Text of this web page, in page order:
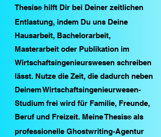
Thesis®hilft Dir bei Deiner zeitlichen
Entlastung, indem Du uns Deine
Hausarbeit, Bachelorarbeit,
Masterarbeit oder Publikation im
Wirtschaftsingenieurswesen schreiben
lässt. Nutze die Zeit, die dadurch neben
Deinem Wirtschaftsingenieurwesen-
Studium frei wird für Familie, Freunde,
Beruf und Freizeit. Meine Thesis®als
professionelle Ghostwriting-Agentur